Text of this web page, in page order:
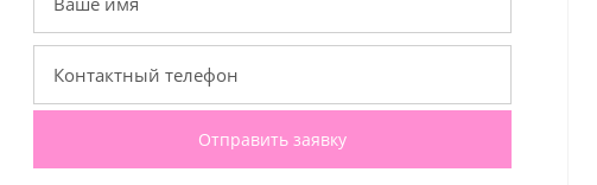
Отправить заявку